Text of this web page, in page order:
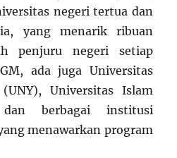
negeri tertua dan
yang menarik ribuan
penjuru negeri setiap
ada juga Universitas
Universitas Islam
berbagai institusi
menawarkan program